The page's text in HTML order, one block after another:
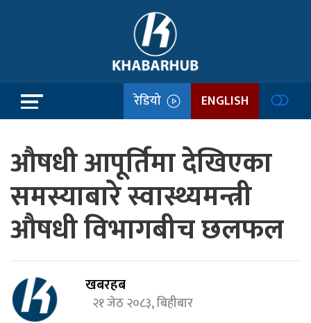
रेडियो ENGLISH
औषधी आपूर्तिमा देखिएका
समस्याबारे स्वास्थ्यमन्त्री
औषधी विभागबीच छलफल
खबरहब
२१ जेठ २०८३, बिहीबार